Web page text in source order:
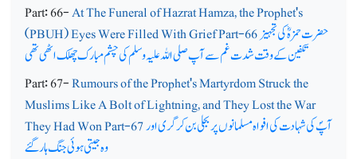
Part: 66-At The Funeral of Hazrat Hamza, the Prophet's
(PBUH) Eyes Were Filled With Grief Part-66حضرت حمزہؓ کی تجہیز
تکفین کے وقت شدت غم سے آپ صلی اللہ علیہ وسلم کی چشم مبارک چھلک اٹھی تھی
Part: 67-Rumours of the Prophet's Martyrdom Struck the
Muslims Like A Bolt of Lightning, and They Lost the War
They Had Won Part-67آپؐ کی شہادت کی افواہ مسلمانوں پر بجلی بن کر گری اور
وہ جیتی ہوئی جنگ ہار گئے